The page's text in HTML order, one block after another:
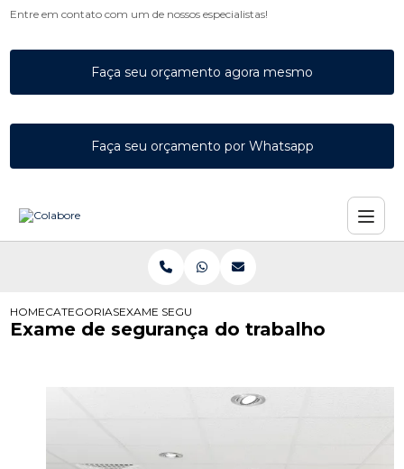
Entre em contato com um de nossos especialistas!
Faça seu orçamento agora mesmo
Faça seu orçamento por Whatsapp
HOMECATEGORIASEXAME SEGURANCA DO TRABALHO
Exame de segurança do trabalho